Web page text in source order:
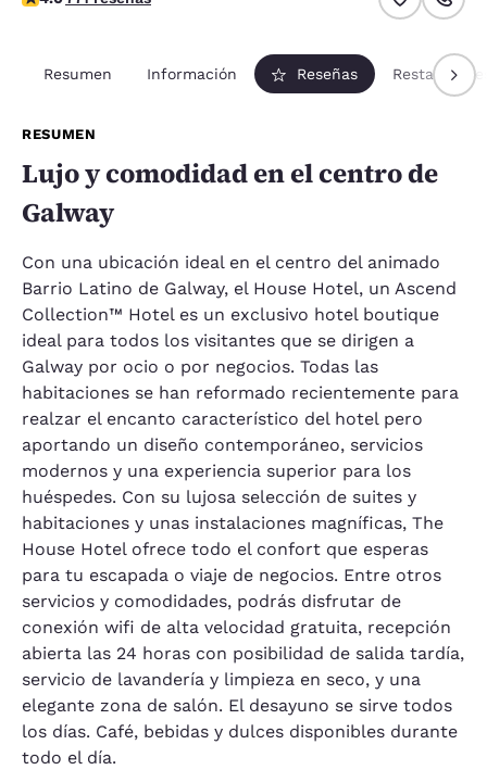
Resumen Información Reseñas
RESUMEN
Lujo y comodidad en el centro de
Galway
Con una ubicación ideal en el centro del animado
Barrio Latino de Galway, el House Hotel, un Ascend
Collection™ Hotel es un exclusivo hotel boutique
ideal para todos los visitantes que se dirigen a
Galway por ocio o por negocios. Todas las
habitaciones se han reformado recientemente para
realzar el encanto característico del hotel pero
aportando un diseño contemporáneo, servicios
modernos y una experiencia superior para los
huéspedes. Con su lujosa selección de suites y
habitaciones y unas instalaciones magníficas, The
House Hotel ofrece todo el confort que esperas
para tu escapada o viaje de negocios. Entre otros
servicios y comodidades, podrás disfrutar de
conexión wifi de alta velocidad gratuita, recepción
abierta las 24 horas con posibilidad de salida tardía,
servicio de lavandería y limpieza en seco, y una
elegante zona de salón. El desayuno se sirve todos
los días. Café, bebidas y dulces disponibles durante
todo el día.